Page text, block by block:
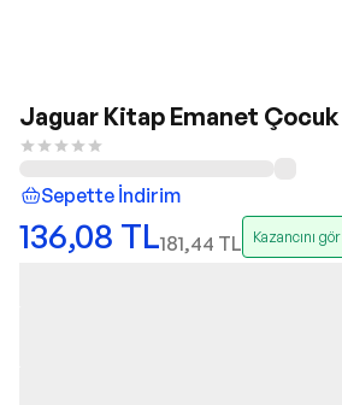
Jaguar Kitap Emanet Çocuk
Sepette İndirim
136,08 TL181,44 TL Kazancını gör